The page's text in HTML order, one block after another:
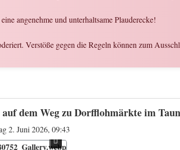
angenehme und unterhaltsame Plauderecke!
Verstöße gegen die Regeln können zum
dem Weg zu Dorfflohmärkte im
2. Juni 2026, 09:43